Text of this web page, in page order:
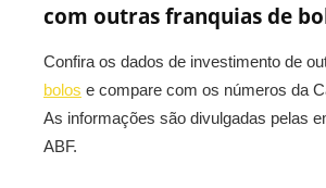
com outras franquias de
Confira os dados de investimento de
bolos e compare com os números da
As informações são divulgadas pelas
ABF.